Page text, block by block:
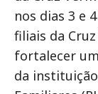
nos dias 3 e
filiais da
fortalecer
da